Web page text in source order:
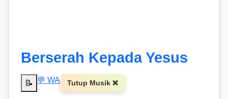
Berserah Kepada Yesus
📝 💬 WA Tutup Musik ❌